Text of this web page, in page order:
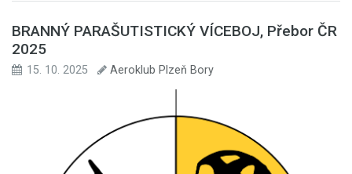
BRANNÝ PARAŠUTISTICKÝ VÍCEBOJ, Přebor ČR
2025
15. 10. 2025 Aeroklub Plzeň Bory